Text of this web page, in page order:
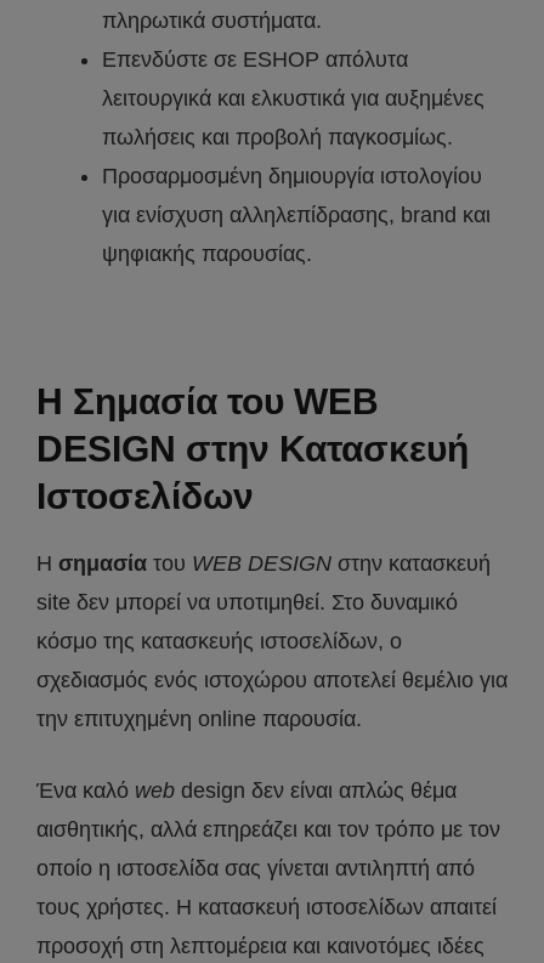
πληρωτικά συστήματα.
Επενδύστε σε ESHOP απόλυτα
λειτουργικά και ελκυστικά για αυξημένες
πωλήσεις και προβολή παγκοσμίως.
Προσαρμοσμένη δημιουργία ιστολογίου
για ενίσχυση αλληλεπίδρασης, brand και
ψηφιακής παρουσίας.
Η Σημασία του WEB
DESIGN στην Κατασκευή
Ιστοσελίδων
Η σημασία του WEB DESIGN στην κατασκευή
site δεν μπορεί να υποτιμηθεί. Στο δυναμικό
κόσμο της κατασκευής ιστοσελίδων, ο
σχεδιασμός ενός ιστοχώρου αποτελεί θεμέλιο για
την επιτυχημένη online παρουσία.
Ένα καλό web design δεν είναι απλώς θέμα
αισθητικής, αλλά επηρεάζει και τον τρόπο με τον
οποίο η ιστοσελίδα σας γίνεται αντιληπτή από
τους χρήστες. Η κατασκευή ιστοσελίδων απαιτεί
προσοχή στη λεπτομέρεια και καινοτόμες ιδέες